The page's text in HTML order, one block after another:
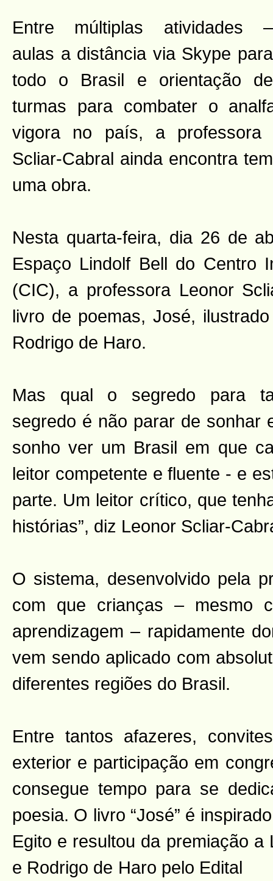
Entre múltiplas atividades –
aulas a distância via Skype para
todo o Brasil e orientação de
turmas para combater o
vigora no país, a professora
Scliar-Cabral ainda encontra
uma obra.
Nesta quarta-feira, dia 26 de
Espaço Lindolf Bell do Centro
(CIC), a professora Leonor
livro de poemas, José,
Rodrigo de Haro.
Mas qual o segredo para
segredo é não parar de sonhar
sonho ver um Brasil em que
leitor competente e fluente - e
parte. Um leitor crítico, que
histórias”, diz Leonor Scliar-
O sistema, desenvolvido pela
com que crianças – mesmo
aprendizagem – rapidamente
vem sendo aplicado com
diferentes regiões do Brasil.
Entre tantos afazeres,
exterior e participação em
consegue tempo para se
poesia. O livro “José” é
Egito e resultou da premiação a
e Rodrigo de Haro pelo Edital